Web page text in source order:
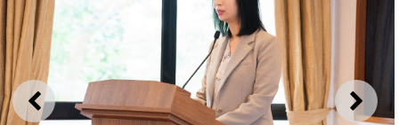
上一则 下一